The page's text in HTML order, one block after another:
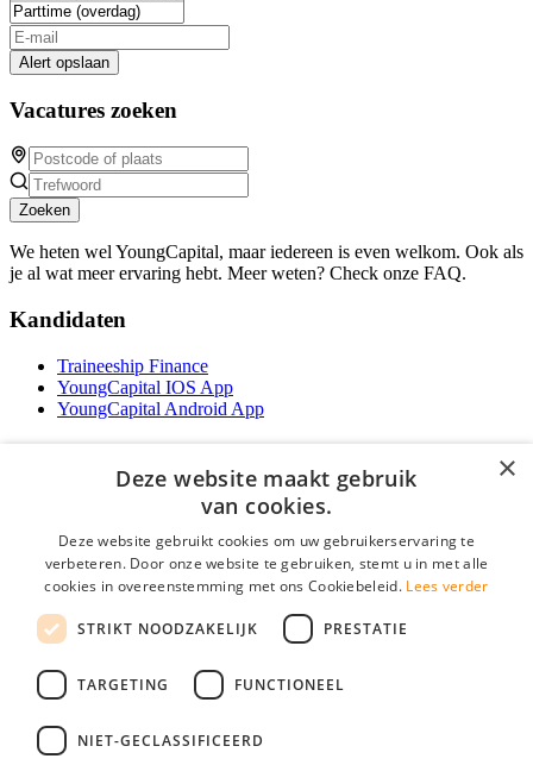
Alert opslaan
Vacatures zoeken
Zoeken
We heten wel YoungCapital, maar iedereen is even welkom. Ook als
je al wat meer ervaring hebt. Meer weten? Check onze FAQ.
Kandidaten
Traineeship Finance
YoungCapital IOS App
YoungCapital Android App
Contractvormen
Brochure aanvragen
Vacature aanmelden
Partners
Contact
Social
×
Deze website maakt gebruik
van cookies.
Deze website gebruikt cookies om uw gebruikerservaring te
verbeteren. Door onze website te gebruiken, stemt u in met alle
cookies in overeenstemming met ons Cookiebeleid. Lees verder
STRIKT NOODZAKELIJK PRESTATIE
TARGETING FUNCTIONEEL
NIET-GECLASSIFICEERD